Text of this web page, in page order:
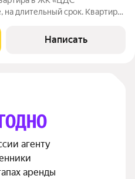
длительный срок. Квартира
не готовилась
собственники
Написать
агенту
аренды